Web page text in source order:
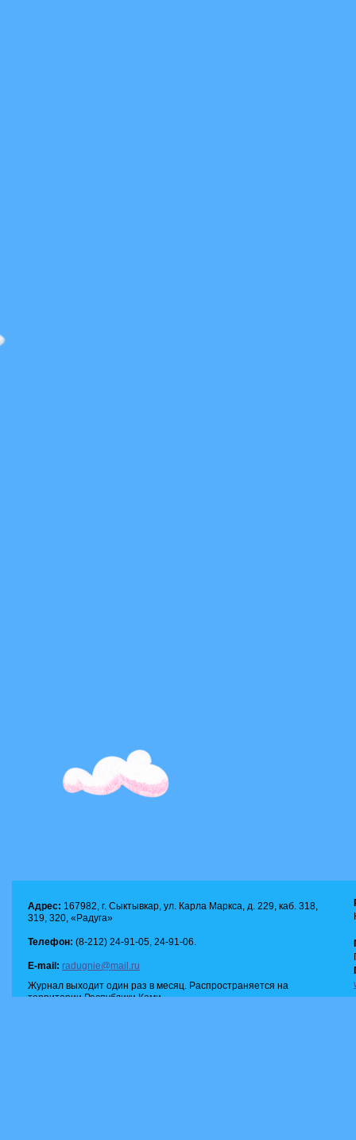
Адрес: 167982, г. Сыктывкар, ул. Карла Маркса, д. 229, каб. 318,
319, 320, «Радуга»
Телефон: (8-212) 24-91-05, 24-91-06.
E-mail: radugnie@mail.ru
Журнал выходит один раз в месяц. Распространяется на
территории Республики Коми.